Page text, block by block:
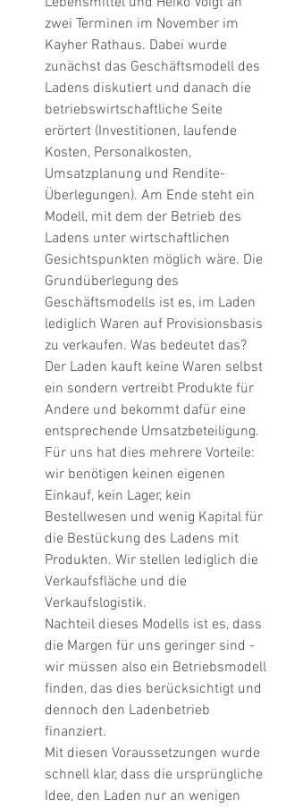
zwei Terminen im November im
Kayher Rathaus. Dabei wurde
zunächst das Geschäftsmodell des
Ladens diskutiert und danach die
betriebswirtschaftliche Seite
erörtert (Investitionen, laufende
Kosten, Personalkosten,
Umsatzplanung und Rendite-
Überlegungen). Am Ende steht ein
Modell, mit dem der Betrieb des
Ladens unter wirtschaftlichen
Gesichtspunkten möglich wäre. Die
Grundüberlegung des
Geschäftsmodells ist es, im Laden
lediglich Waren auf Provisionsbasis
zu verkaufen. Was bedeutet das?
Der Laden kauft keine Waren selbst
ein sondern vertreibt Produkte für
Andere und bekommt dafür eine
entsprechende Umsatzbeteiligung.
Für uns hat dies mehrere Vorteile:
wir benötigen keinen eigenen
Einkauf, kein Lager, kein
Bestellwesen und wenig Kapital für
die Bestückung des Ladens mit
Produkten. Wir stellen lediglich die
Verkaufsfläche und die
Verkaufslogistik.
Nachteil dieses Modells ist es, dass
die Margen für uns geringer sind -
wir müssen also ein Betriebsmodell
finden, das dies berücksichtigt und
dennoch den Ladenbetrieb
finanziert.
Mit diesen Voraussetzungen wurde
schnell klar, dass die ursprüngliche
Idee, den Laden nur an wenigen